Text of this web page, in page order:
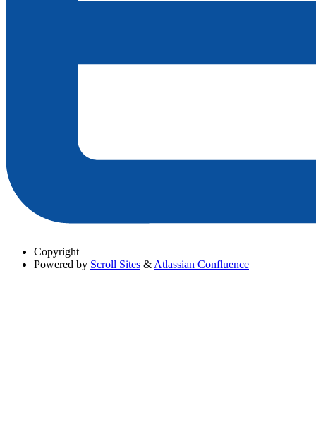
Copyright
Powered by Scroll Sites & Atlassian Confluence